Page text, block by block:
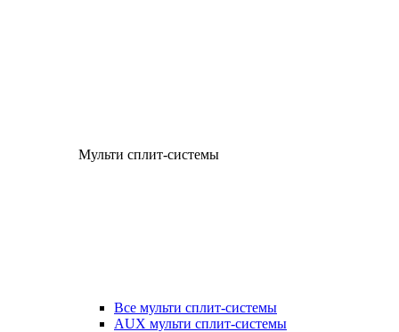
Мульти сплит-системы
Все мульти сплит-системы
AUX мульти сплит-системы